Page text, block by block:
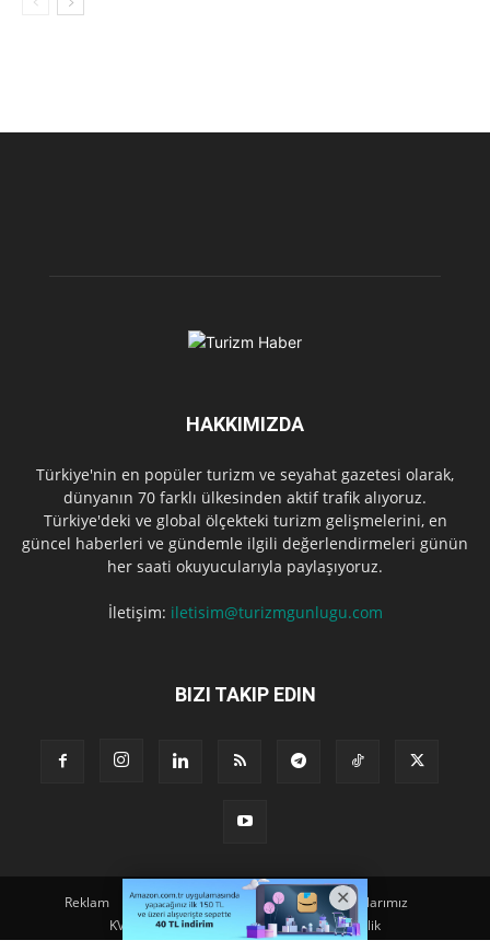
HAKKIMIZDA
Türkiye'nin en popüler turizm ve seyahat gazetesi olarak,
dünyanın 70 farklı ülkesinden aktif trafik alıyoruz.
Türkiye'deki ve global ölçekteki turizm gelişmelerini, en
güncel haberleri ve gündemle ilgili değerlendirmeleri günün
her saati okuyucularıyla paylaşıyoruz.
İletişim: iletisim@turizmgunlugu.com
BIZI TAKIP EDIN
Reklam Künye Hakkımızda Iletişim
Yazarlarımız
KVKK Aydınlatma Metni
Kullanım ve Gizlilik